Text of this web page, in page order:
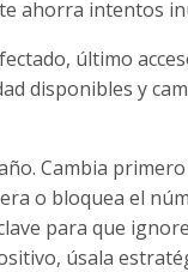
ahorra intentos
último
disponibles y
Cambia
o bloquea el
para que
úsala